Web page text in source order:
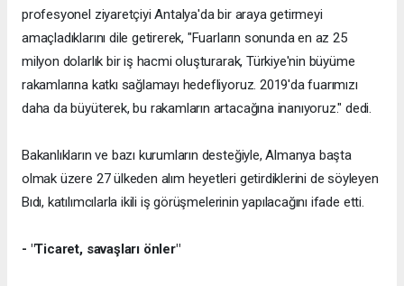
profesyonel ziyaretçiyi Antalya'da bir araya getirmeyi
amaçladıklarını dile getirerek, "Fuarların sonunda en az 25
milyon dolarlık bir iş hacmi oluşturarak, Türkiye'nin büyüme
rakamlarına katkı sağlamayı hedefliyoruz. 2019'da fuarımızı
daha da büyüterek, bu rakamların artacağına inanıyoruz." dedi.
Bakanlıkların ve bazı kurumların desteğiyle, Almanya başta
olmak üzere 27 ülkeden alım heyetleri getirdiklerini de söyleyen
Bıdı, katılımcılarla ikili iş görüşmelerinin yapılacağını ifade etti.
- "Ticaret, savaşları önler"